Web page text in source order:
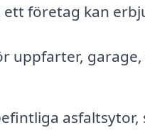
företag kan
uppfarter, garage,
asfaltsytor,